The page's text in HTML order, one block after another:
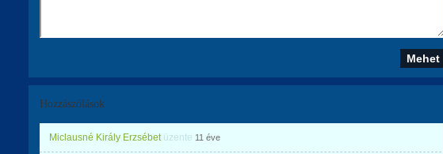
Hozzászólások
Miclausné Király Erzsébetüzente 11 éve